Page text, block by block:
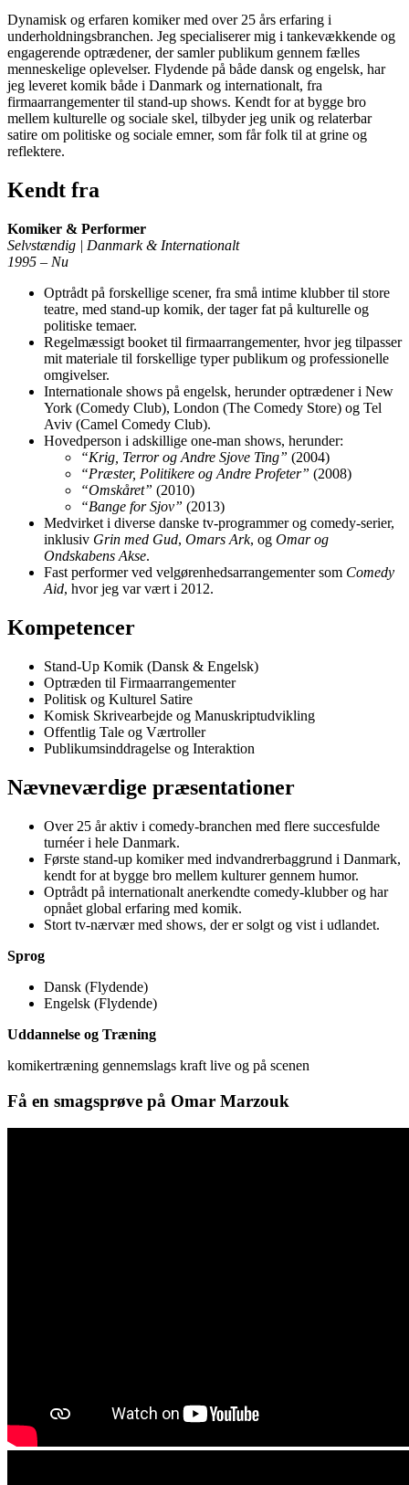
Dynamisk og erfaren komiker med over 25 års erfaring i
underholdningsbranchen. Jeg specialiserer mig i tankevækkende og
engagerende optrædener, der samler publikum gennem fælles
menneskelige oplevelser. Flydende på både dansk og engelsk, har
jeg leveret komik både i Danmark og internationalt, fra
firmaarrangementer til stand-up shows. Kendt for at bygge bro
mellem kulturelle og sociale skel, tilbyder jeg unik og relaterbar
satire om politiske og sociale emner, som får folk til at grine og
reflektere.
Kendt fra
Komiker & Performer
Selvstændig | Danmark & Internationalt
1995 – Nu
Optrådt på forskellige scener, fra små intime klubber til store
teatre, med stand-up komik, der tager fat på kulturelle og
politiske temaer.
Regelmæssigt booket til firmaarrangementer, hvor jeg tilpasser
mit materiale til forskellige typer publikum og professionelle
omgivelser.
Internationale shows på engelsk, herunder optrædener i New
York (Comedy Club), London (The Comedy Store) og Tel
Aviv (Camel Comedy Club).
Hovedperson i adskillige one-man shows, herunder:
“Krig, Terror og Andre Sjove Ting” (2004)
“Præster, Politikere og Andre Profeter” (2008)
“Omskåret” (2010)
“Bange for Sjov” (2013)
Medvirket i diverse danske tv-programmer og comedy-serier,
inklusiv Grin med Gud, Omars Ark, og Omar og
Ondskabens Akse.
Fast performer ved velgørenhedsarrangementer som Comedy
Aid, hvor jeg var vært i 2012.
Kompetencer
Stand-Up Komik (Dansk & Engelsk)
Optræden til Firmaarrangementer
Politisk og Kulturel Satire
Komisk Skrivearbejde og Manuskriptudvikling
Offentlig Tale og Værtroller
Publikumsinddragelse og Interaktion
Nævneværdige præsentationer
Over 25 år aktiv i comedy-branchen med flere succesfulde
turnéer i hele Danmark.
Første stand-up komiker med indvandrerbaggrund i Danmark,
kendt for at bygge bro mellem kulturer gennem humor.
Optrådt på internationalt anerkendte comedy-klubber og har
opnået global erfaring med komik.
Stort tv-nærvær med shows, der er solgt og vist i udlandet.
Sprog
Dansk (Flydende)
Engelsk (Flydende)
Uddannelse og Træning
komikertræning gennemslags kraft live og på scenen
Få en smagsprøve på Omar Marzouk